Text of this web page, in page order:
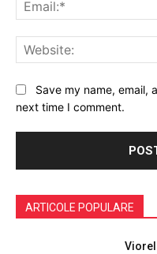
Save my name, email,
next time I comment.
ARTICOLE POPULARE
Viorel